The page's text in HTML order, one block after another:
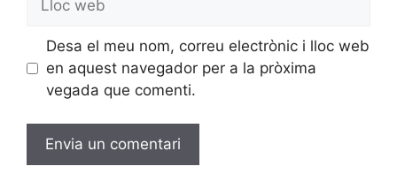
Desa el meu nom, correu electrònic i lloc web
en aquest navegador per a la pròxima
vegada que comenti.